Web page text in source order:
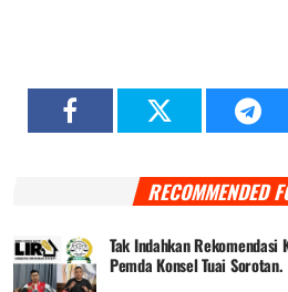
RECOMMENDED
Tak Indahkan Rekomendasi
Pemda Konsel Tuai Sorotan.